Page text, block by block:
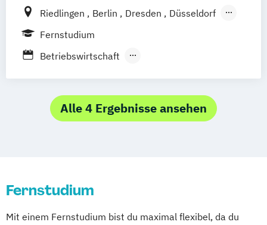
Stuttgart
Köln
Dresden
Riedlingen Berlin Dresden
Düsseldorf
Hamburg
Mannheim Wertheim
Frankfurt am Main Hamm Zürich Fürth
Fernstudium
Betriebswirtschaft
Kommunikation
Digital Business Management
Kommunikationsdesign
Alle 4 Ergebnisse ansehen
Fernstudium
Mit einem Fernstudium bist du maximal flexibel, da du